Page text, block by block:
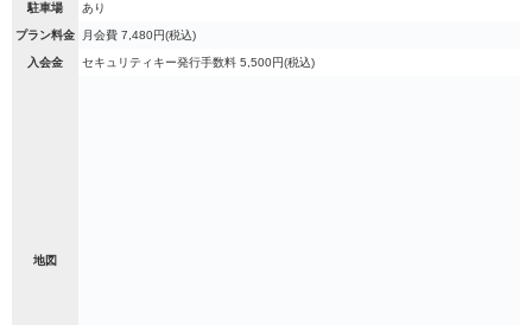
駐車場 あり
プラン料金 月会費 7,480円(税込)
入会金 セキュリティキー発行手数料 5,500円(税込)
地図